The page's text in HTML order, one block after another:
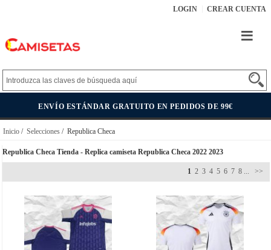
LOGIN CREAR CUENTA
ENVÍO ESTÁNDAR GRATUITO EN PEDIDOS DE 99€
Inicio / Selecciones / Republica Checa
Republica Checa Tienda - Replica camiseta Republica Checa 2022 2023
1 2 3 4 5 6 7 8 ... >>